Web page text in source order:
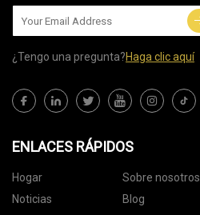
¿Tengo una pregunta?Haga clic aquí
ENLACES RÁPIDOS
Hogar Sobre nosotros
Noticias
Blog